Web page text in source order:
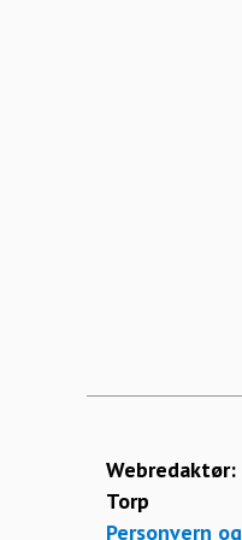
Webredaktør:
Torp
Personvern og